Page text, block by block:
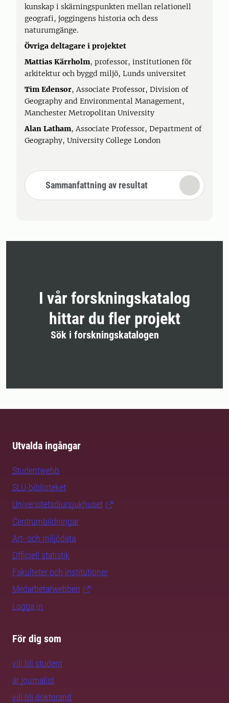
kunskap i skärningspunkten mellan relationell
geografi, joggingens historia och dess
naturumgänge.
Övriga deltagare i projektet
Mattias Kärrholm, professor, institutionen för
arkitektur och byggd miljö, Lunds universitet
Tim Edensor, Associate Professor, Division of
Geography and Environmental Management,
Manchester Metropolitan University
Alan Latham, Associate Professor, Department of
Geography, University College London
Sammanfattning av resultat
I vår forskningskatalog
hittar du fler projekt
Sök i forskningskatalogen
Utvalda ingångar
Studentwebb
SLU-biblioteket
Universitetsdjursjukhuset
Centrumbildningar
Art- och miljödata
Officiell statistik
Fakulteter och institutioner
Medarbetarwebben
Logga in
För dig som
vill bli student
är journalist
vill bli doktorand